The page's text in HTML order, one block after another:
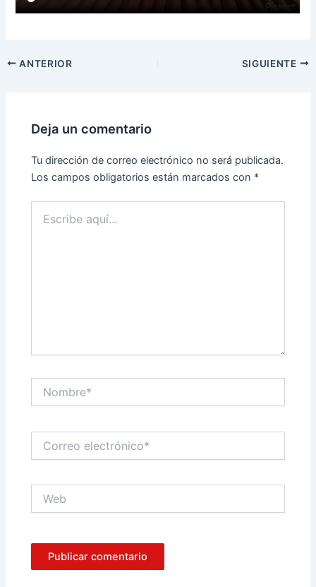
ANTERIOR SIGUIENTE
Deja un comentario
Tu dirección de correo electrónico no será publicada.
Los campos obligatorios están marcados con *
aquí...
electrónico*